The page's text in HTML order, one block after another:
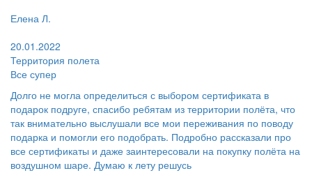
Елена Л.
20.01.2022
Территория полета
Все супер
Долго не могла определиться с выбором сертификата в
подарок подруге, спасибо ребятам из территории полёта, что
так внимательно выслушали все мои переживания по поводу
подарка и помогли его подобрать. Подробно рассказали про
все сертификаты и даже заинтересовали на покупку полёта на
воздушном шаре. Думаю к лету решусь